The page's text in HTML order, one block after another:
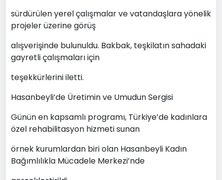
sürdürülen yerel çalışmalar ve vatandaşlara yönelik
projeler üzerine görüş
alışverişinde bulunuldu. Bakbak, teşkilatın sahadaki
gayretli çalışmaları için
teşekkürlerini iletti.
Hasanbeyli’de Üretimin ve Umudun Sergisi
Günün en kapsamlı programı, Türkiye’de kadınlara
özel rehabilitasyon hizmeti sunan
örnek kurumlardan biri olan Hasanbeyli Kadın
Bağımlılıkla Mücadele Merkezi’nde